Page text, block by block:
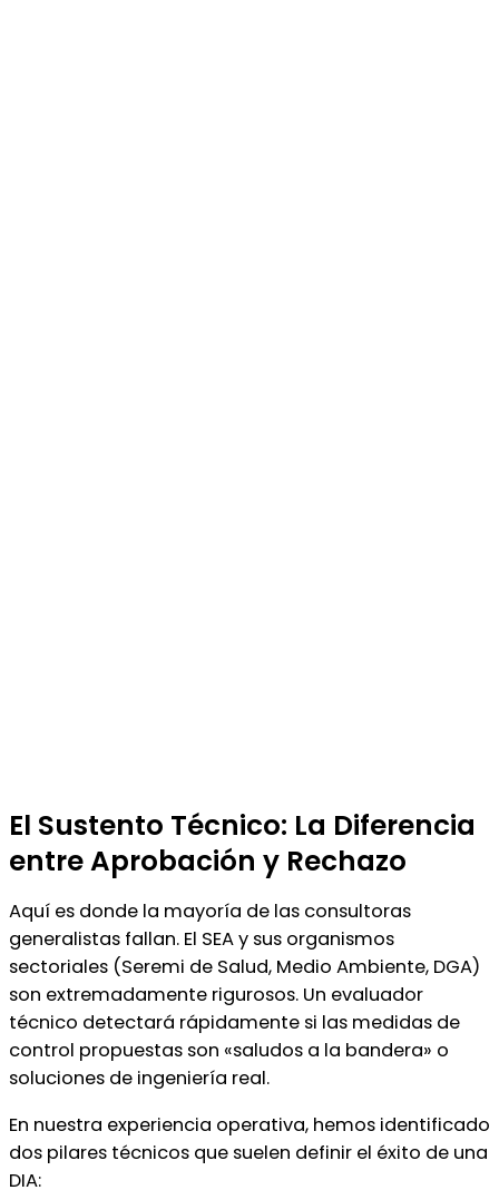
El Sustento Técnico: La Diferencia
entre Aprobación y Rechazo
Aquí es donde la mayoría de las consultoras
generalistas fallan. El SEA y sus organismos
sectoriales (Seremi de Salud, Medio Ambiente, DGA)
son extremadamente rigurosos. Un evaluador
técnico detectará rápidamente si las medidas de
control propuestas son «saludos a la bandera» o
soluciones de ingeniería real.
En nuestra experiencia operativa, hemos identificado
dos pilares técnicos que suelen definir el éxito de una
DIA: